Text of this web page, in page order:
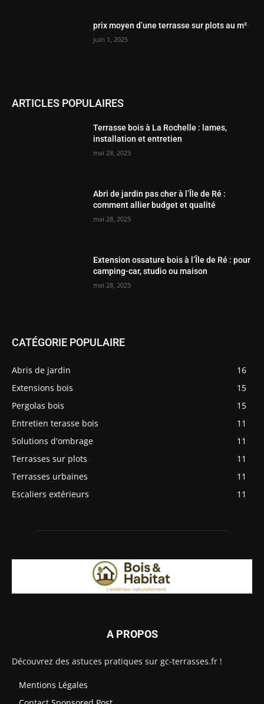
prix moyen d’une terrasse sur plots au m²
juin 1, 2025
ARTICLES POPULAIRES
Terrasse bois à La Rochelle : lames,
installation et entretien
mai 28, 2025
Abri de jardin pas cher à l’Île de Ré :
comment allier budget et qualité
mai 28, 2025
Extension ossature bois à l’Île de Ré : pour
camping-car, studio ou maison
mai 28, 2025
CATÉGORIE POPULAIRE
Abris de jardin
16
Extensions bois
15
Pergolas bois
15
Entretien terasse bois
11
Solutions d'ombrage
11
Terrasses sur plots
11
Terrasses urbaines
11
Escaliers extérieurs
11
A PROPOS
Découvrez des astuces pratiques sur gc-terrasses.fr !
Mentions Légales